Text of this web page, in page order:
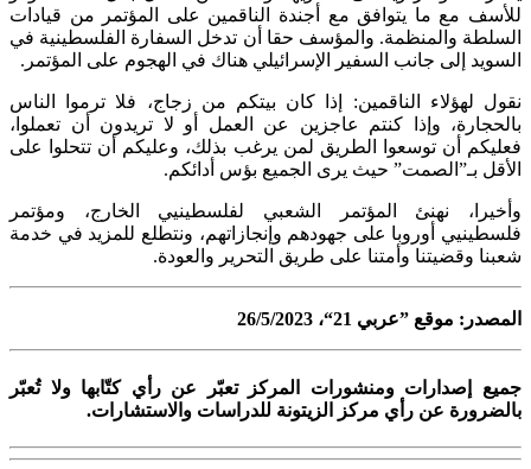
للأسف مع ما يتوافق مع أجندة الناقمين على المؤتمر من قيادات
السلطة والمنظمة. والمؤسف حقا أن تدخل السفارة الفلسطينية في
السويد إلى جانب السفير الإسرائيلي هناك في الهجوم على المؤتمر.
نقول لهؤلاء الناقمين: إذا كان بيتكم من زجاج، فلا ترموا الناس
بالحجارة، وإذا كنتم عاجزين عن العمل أو لا تريدون أن تعملوا،
فعليكم أن توسعوا الطريق لمن يرغب بذلك، وعليكم أن تتحلوا على
الأقل بـ”الصمت” حيث يرى الجميع بؤس أدائكم.
وأخيرا، نهنئ المؤتمر الشعبي لفلسطينيي الخارج، ومؤتمر
فلسطينيي أوروبا على جهودهم وإنجازاتهم، ونتطلع للمزيد في خدمة
شعبنا وقضيتنا وأمتنا على طريق التحرير والعودة.
المصدر: موقع ”عربي 21“، 26/5/2023
جميع إصدارات ومنشورات المركز تعبّر عن رأي كتّابها ولا تُعبّر
بالضرورة عن رأي مركز الزيتونة للدراسات والاستشارات.